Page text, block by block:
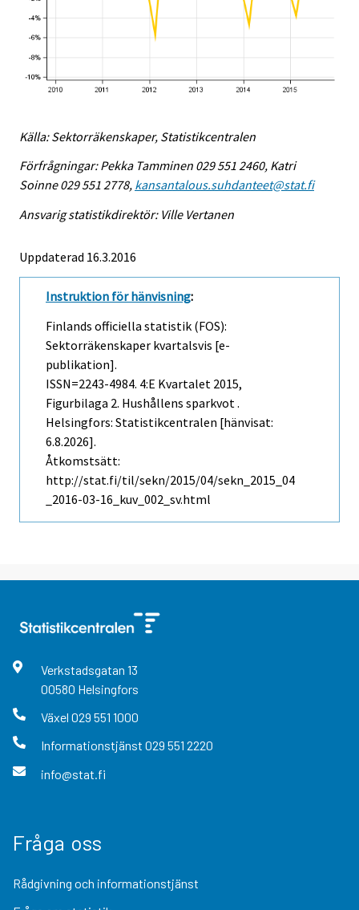
Källa: Sektorräkenskaper, Statistikcentralen
Förfrågningar: Pekka Tamminen 029 551 2460, Katri
Soinne 029 551 2778, kansantalous.suhdanteet@stat.fi
Ansvarig statistikdirektör: Ville Vertanen
Uppdaterad 16.3.2016
Instruktion för hänvisning:
Finlands officiella statistik (FOS):
Sektorräkenskaper kvartalsvis [e-
publikation].
ISSN=2243-4984. 4:e Kvartalet 2015,
Figurbilaga 2. Hushållens sparkvot .
Helsingfors: Statistikcentralen [hänvisat:
6.8.2026].
Åtkomstsätt:
http://stat.fi/til/sekn/2015/04/sekn_2015_04
_2016-03-16_kuv_002_sv.html
Verkstadsgatan 13
00580 Helsingfors
Växel 029 551 1000
Informationstjänst 029 551 2220
info@stat.fi
Fråga oss
Rådgivning och informationstjänst